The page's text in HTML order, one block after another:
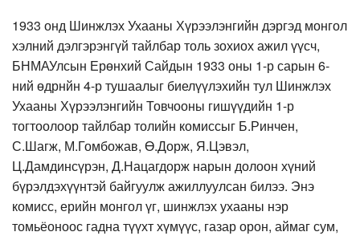
1933 онд Шинжлэх Ухааны Хүрээлэнгийн дэргэд монгол
хэлний дэлгэрэнгүй тайлбар толь зохиох ажил үүсч,
БНМАУлсын Ерөнхий Сайдын 1933 оны 1-р сарын 6-
ний өдрнйн 4-р тушаалыг биелүүлэхийн тул Шинжлэх
Ухааны Хүрээлэнгийн Товчооны гишүүдийн 1-р
тогтоолоор тайлбар толийн комиссыг Б.Ринчен,
С.Шагж, М.Гомбожав, Ө.Дорж, Я.Цэвэл,
Ц.Дамдинсүрэн, Д.Нацагдорж нарын долоон хүний
бүрэлдэхүүнтэй байгуулж ажиллуулсан билээ. Энэ
комисс, ерийн монгол үг, шинжлэх ухааны нэр
томьёоноос гадна түүхт хүмүүс, газар орон, аймаг сум,